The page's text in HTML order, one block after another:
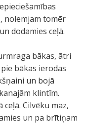
nolemjam tomēr
dodamies ceļā.
bākas, ātri
bākas ierodas
un bojā
klintīm.
Cilvēku maz,
un pa brītiņam